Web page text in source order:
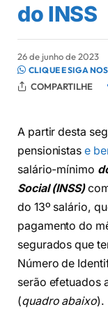
do INSS
26 de junho de 2023
CLIQUE E SIGA
COMPARTILHE
A partir desta
pensionistas e
salário-mínimo
Social (INSS)
do 13º salário,
pagamento do
segurados que
Número de
serão efetuados
(quadro abaixo).